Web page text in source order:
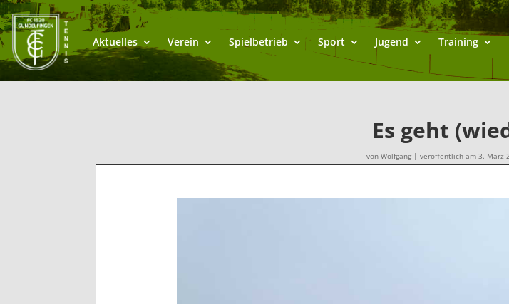
Aktuelles Verein Spielbetrieb Sport Jugend Training
Es geht
von Wolfgang | veröffentlich am 3. März